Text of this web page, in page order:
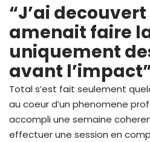
“J’ai
amenait faire
uniquement
avant
Total s’est fait seulement
au coeur d’un phenomene
accompli une semaine
effectuer une session en